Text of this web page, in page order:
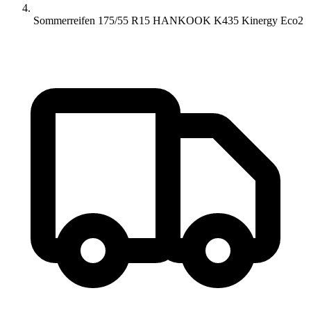
Sommerreifen 175/55 R15 HANKOOK K435 Kinergy Eco2